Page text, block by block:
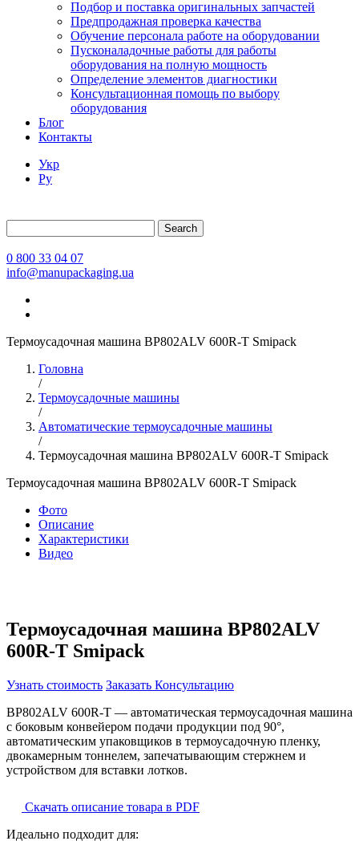
Подбор и поставка оригинальных запчастей
Предпродажная проверка качества
Обучение персонала работе на оборудовании
Пусконаладочные работы для работы
оборудования на полную мощность
Определение элементов диагностики
Консультационная помощь по выбору
оборудования
Блог
Контакты
Укр
Ру
Search
0 800 33 04 07
info@manupackaging.ua
Термоусадочная машина BP802ALV 600R-T Smipack
Головна
/
Термоусадочные машины
/
Автоматические термоусадочные машины
/
Термоусадочная машина BP802ALV 600R-T Smipack
Термоусадочная машина BP802ALV 600R-T Smipack
Фото
Описание
Характеристики
Видео
Термоусадочная машина BP802ALV
600R-T Smipack
Узнать стоимость Заказать Консультацию
BP802ALV 600R-T — автоматическая термоусадочная машина
с боковым конвейером подачи продукции под 90°,
автоматическим упаковщиков в термоусадочную пленку,
двокамерным тоннелем, запечатывающим стержнем и
устройством для вставки лотков.
Скачать описание товара в PDF
Идеально подходит для: